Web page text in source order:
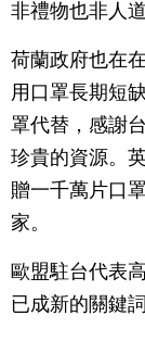
非禮物也非人道
荷蘭政府也在
用口罩長期短
罩代替，感謝
珍貴的資源。
贈一千萬片口
家。
歐盟駐台代表
已成新的關鍵